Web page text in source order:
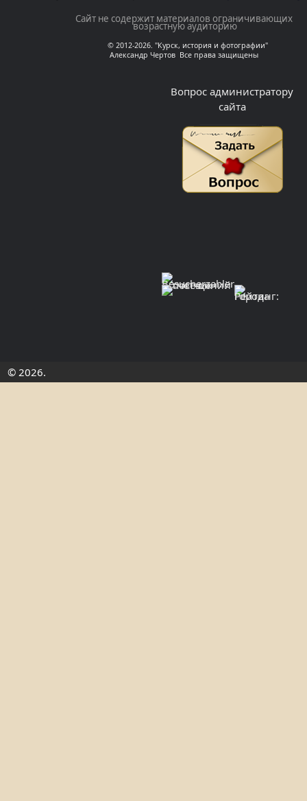
Сайт не содержит материалов ограничивающих
возрастную аудиторию
© 2012-2026. "Курск, история и фотографии"
Александр Чертов Все права защищены
Вопрос администратору
сайта
© 2026.